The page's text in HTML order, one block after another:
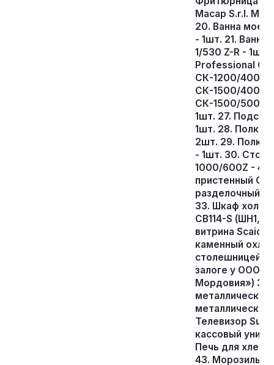
Macap S.r.l.
20. Ванна
- 1шт. 21.
1/530 Z-R -
Professional
СК-1200/400 -
СК-1500/400 -
СК-1500/500 -
1шт. 27.
1шт. 28. Полка
2шт. 29. Полка
- 1шт. 30. Стол
1000/600Z -
пристенный
разделочный
33. Шкаф
СВ114-S
витрина
каменный
столешницей
залоге у ООО
Мордовия») 36.
Телевизор
кассовый
Печь для
43.